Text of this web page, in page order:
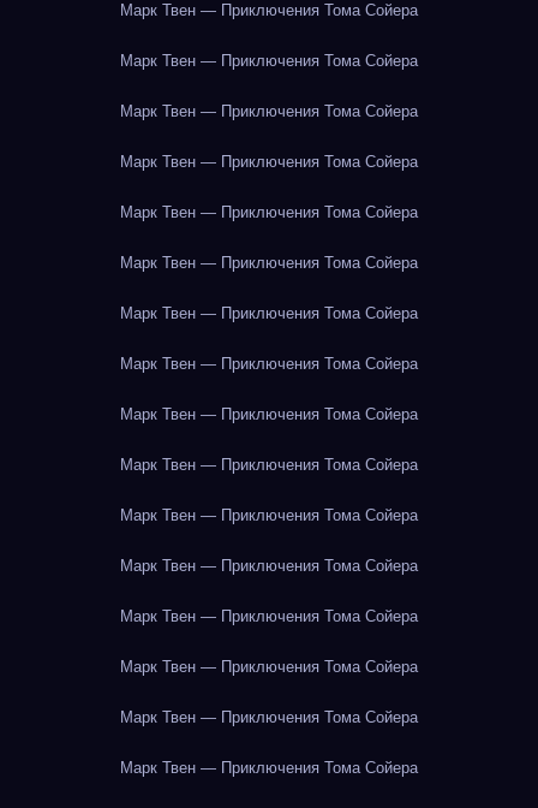
Марк Твен — Приключения Тома Сойера
Марк Твен — Приключения Тома Сойера
Марк Твен — Приключения Тома Сойера
Марк Твен — Приключения Тома Сойера
Марк Твен — Приключения Тома Сойера
Марк Твен — Приключения Тома Сойера
Марк Твен — Приключения Тома Сойера
Марк Твен — Приключения Тома Сойера
Марк Твен — Приключения Тома Сойера
Марк Твен — Приключения Тома Сойера
Марк Твен — Приключения Тома Сойера
Марк Твен — Приключения Тома Сойера
Марк Твен — Приключения Тома Сойера
Марк Твен — Приключения Тома Сойера
Марк Твен — Приключения Тома Сойера
Марк Твен — Приключения Тома Сойера